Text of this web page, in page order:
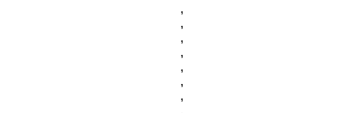
,
,
,
,
,
,
,
,